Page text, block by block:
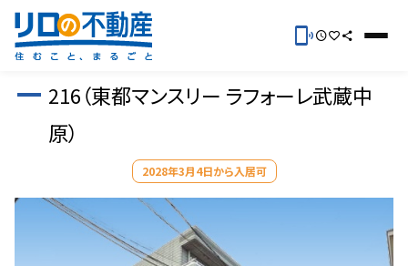
216（東都マンスリー ラフォーレ武蔵中
原）
2028年3月4日から入居可